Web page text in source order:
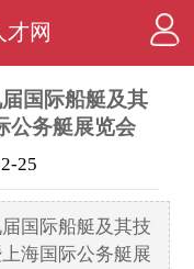
才网
国际船艇及其
公务艇展览会
25
国际船艇及其技
海国际公务艇展